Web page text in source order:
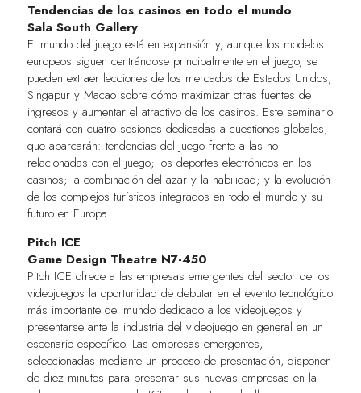
Tendencias de los casinos en todo el mundo
Sala South Gallery
El mundo del juego está en expansión y, aunque los modelos
europeos siguen centrándose principalmente en el juego, se
pueden extraer lecciones de los mercados de Estados Unidos,
Singapur y Macao sobre cómo maximizar otras fuentes de
ingresos y aumentar el atractivo de los casinos. Este seminario
contará con cuatro sesiones dedicadas a cuestiones globales,
que abarcarán: tendencias del juego frente a las no
relacionadas con el juego; los deportes electrónicos en los
casinos; la combinación del azar y la habilidad; y la evolución
de los complejos turísticos integrados en todo el mundo y su
futuro en Europa.
Pitch ICE
Game Design Theatre N7-450
Pitch ICE ofrece a las empresas emergentes del sector de los
videojuegos la oportunidad de debutar en el evento tecnológico
más importante del mundo dedicado a los videojuegos y
presentarse ante la industria del videojuego en general en un
escenario específico. Las empresas emergentes,
seleccionadas mediante un proceso de presentación, disponen
de diez minutos para presentar sus nuevas empresas en la